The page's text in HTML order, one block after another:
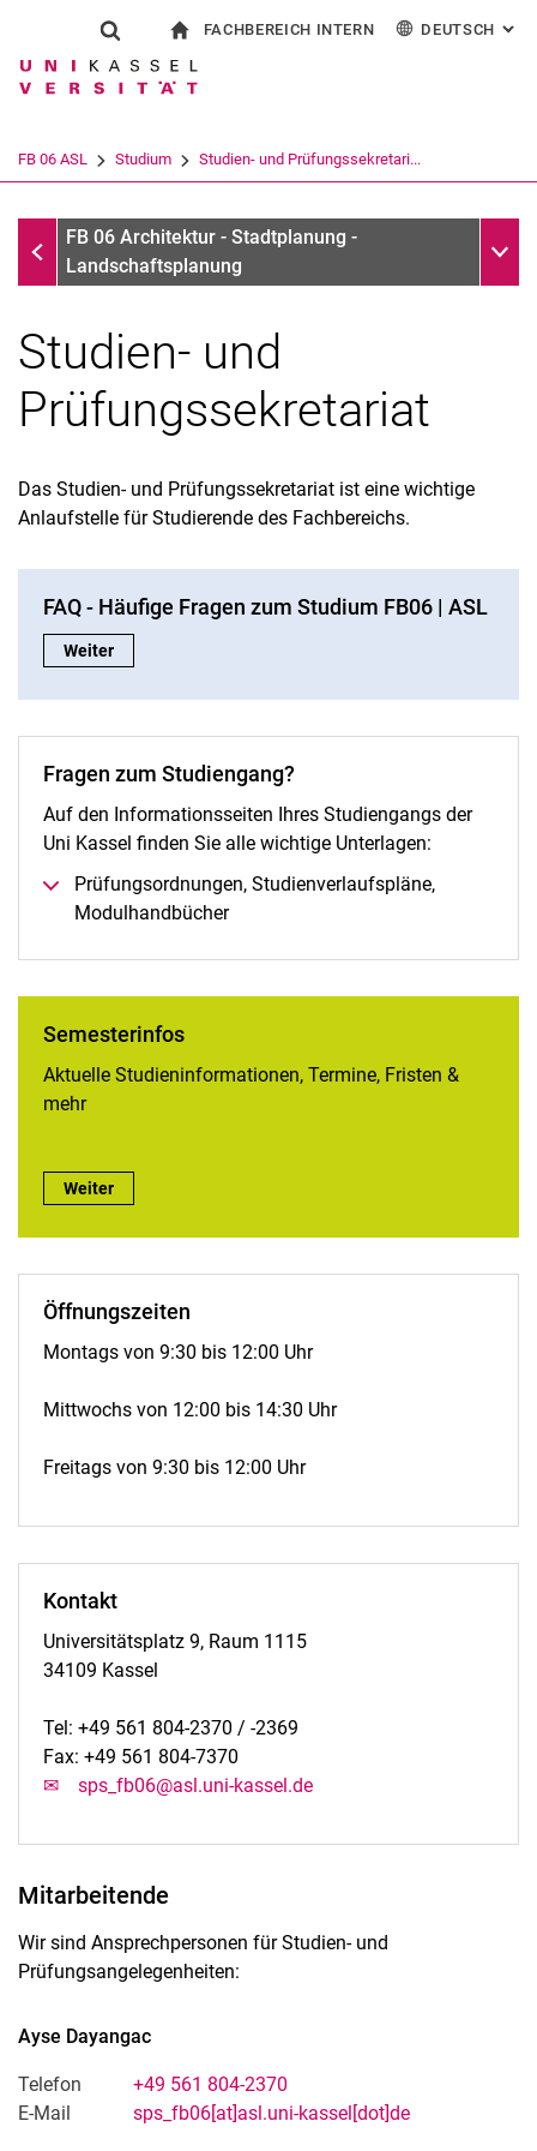
Springe direkt zu: Inhalt
Springe direkt zu: Suche
Springe direkt zu:
Suchformular
Suchbegriff
Suchen (öffnet externen Link in einem
FACHBEREICH INTERN DEUTSCH :
FB 06 ASL Studium Studien- und Prüfungssekretari...
StudiumFB 06 Architektur - Stadtplanung -
Landschaftsplanung
FAQ - Häufige Fragen zum Studium
Praktikum I BPS
Internationales Studium
Qualitätssicherung - Evaluation
Wettbewerbe und Preise
Einrichtungen
Fachschaft
Alumni
Studien- und
Prüfungssekretariat
Das Studien- und Prüfungssekretariat ist eine wichtige
Anlaufstelle für Studierende des Fachbereichs.
FAQ - Häufige Fragen zum Studium FB06 | ASL
FAQ - Häufige Fragen zum Studium FB06 | ASL:
Weiter
Fragen zum Studiengang?
Auf den Informationsseiten Ihres Studiengangs der
Uni Kassel finden Sie alle wichtige Unterlagen:
Prüfungsordnungen, Studienverlaufspläne,
Modulhandbücher
Semesterinfos
Aktuelle Studieninformationen, Termine, Fristen &
mehr
Semesterinfos:
Weiter
Öffnungszeiten
Montags von 9:30 bis 12:00 Uhr
Mittwochs von 12:00 bis 14:30 Uhr
Freitags von 9:30 bis 12:00 Uhr
Kontakt
Universitätsplatz 9, Raum 1115
34109 Kassel
Tel: +49 561 804-2370 / -2369
Fax: +49 561 804-7370
✉︎ sps_fb06@asl.uni-kassel.de
Mitarbeitende
Wir sind Ansprechpersonen für Studien- und
Prüfungsangelegenheiten:
Ayse Dayangac
Telefon
+49 561 804-2370
E-Mail
sps_fb06[at]asl.uni-kassel[dot]de